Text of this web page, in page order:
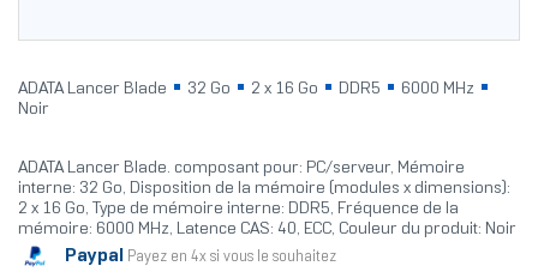
ADATA Lancer Blade 32 Go 2 x 16 Go DDR5
6000 MHz
Noir
ADATA Lancer Blade. composant pour: PC/serveur, Mémoire
interne: 32 Go, Disposition de la mémoire (modules x dimensions):
2 x 16 Go, Type de mémoire interne: DDR5, Fréquence de la
mémoire: 6000 MHz, Latence CAS: 40, ECC, Couleur du produit: Noir
Paypal Payez en 4x si vous le souhaitez